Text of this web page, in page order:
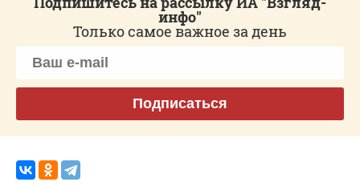
инфо"
Только самое важное за день
Подписаться